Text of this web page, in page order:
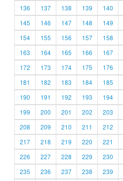
136
137 138 139 140
145
146 147 148 149
154
155 156 157 158
163
164 165 166 167
172
173 174 175 176
181
182 183 184 185
190
191 192 193 194
199
200 201 202 203
208
209 210 211 212
217
218 219 220 221
226
227 228 229 230
235
236 237 238 239